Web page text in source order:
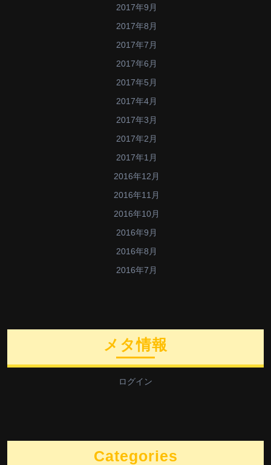
2017年9月
2017年8月
2017年7月
2017年6月
2017年5月
2017年4月
2017年3月
2017年2月
2017年1月
2016年12月
2016年11月
2016年10月
2016年9月
2016年8月
2016年7月
メタ情報
ログイン
Categories